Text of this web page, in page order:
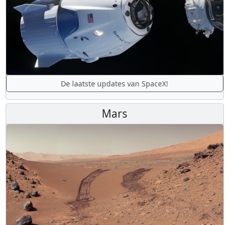
De laatste updates van SpaceX!
Mars